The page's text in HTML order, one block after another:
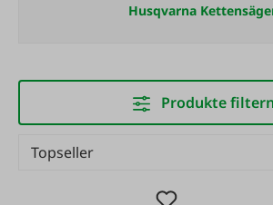
Husqvarna
Produkte filtern